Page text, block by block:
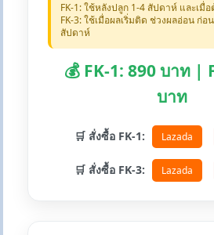
FK-1: ใช้หลังปลูก 1-4 สัปดาห์ และเมื่
FK-3: ใช้เมื่อผลเริ่มติด ช่วงผลอ่อน ก่อ
สัปดาห์
💰 FK-1: 890 บาท |
บาท
🛒 สั่งซื้อ FK-1: Lazada
🛒 สั่งซื้อ FK-3: Lazada